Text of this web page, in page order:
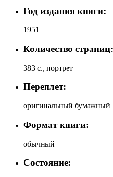
Год издания книги:
1951
Количество страниц:
383 с., портрет
Переплет:
оригинальный бумажный
Формат книги:
обычный
Состояние: